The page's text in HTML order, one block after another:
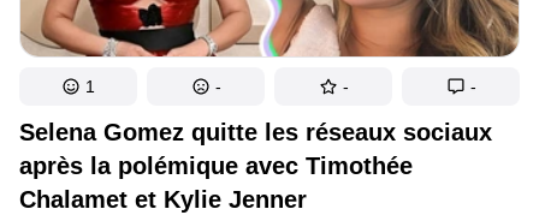
Selena Gomez quitte les réseaux sociaux
après la polémique avec Timothée
Chalamet et Kylie Jenner
1 - - -